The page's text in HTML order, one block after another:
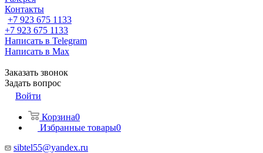
Контакты
+7 923 675 1133
+7 923 675 1133
Написать в Telegram
Написать в Max
Заказать звонок
Задать вопрос
Войти
Корзина0
Избранные товары0
sibtel55@yandex.ru